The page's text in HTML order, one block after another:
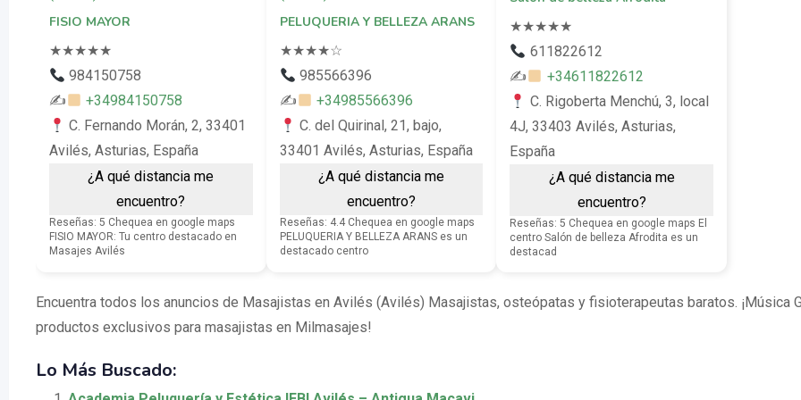
FISIO MAYOR
★★★★★
984150758
✍
+34984150758
C. Fernando Morán, 2, 33401
Avilés, Asturias, España
¿A qué distancia me
encuentro?
Reseñas: 5 Chequea en google maps
FISIO MAYOR: Tu centro destacado en
Masajes Avilés
PELUQUERIA Y BELLEZA ARANS
★★★★☆
985566396
✍
+34985566396
C. del Quirinal, 21, bajo,
33401 Avilés, Asturias, España
¿A qué distancia me
encuentro?
Reseñas: 4.4 Chequea en google maps
PELUQUERIA Y BELLEZA ARANS es un
destacado centro
★★★★★
611822612
✍
+34611822612
C. Rigoberta Menchú, 3, local
4J, 33403 Avilés, Asturias,
España
¿A qué distancia me
encuentro?
Reseñas: 5 Chequea en google maps El
centro Salón de belleza Afrodita es un
destacad
Encuentra todos los anuncios de Masajistas en Avilés (Avilés) Masajistas, osteópatas y fisioterapeutas baratos. ¡Música
productos exclusivos para masajistas en Milmasajes!
Lo Más Buscado: